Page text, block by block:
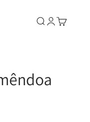
Abrir pesquisa
Abrir página
Abrir